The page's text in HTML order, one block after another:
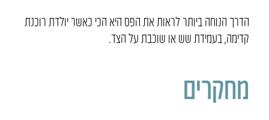
הדרך הנוחה ביותר לראות את הפס היא הכי כאשר יולדת רוכנת
קדימה, בעמידת שש או שוכבת על הצד.
מחקרים